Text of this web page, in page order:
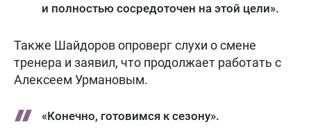
и полностью сосредоточен на этой цели».
Также Шайдоров опроверг слухи о смене
тренера и заявил, что продолжает работать с
Алексеем Урмановым.
«Конечно, готовимся к сезону».